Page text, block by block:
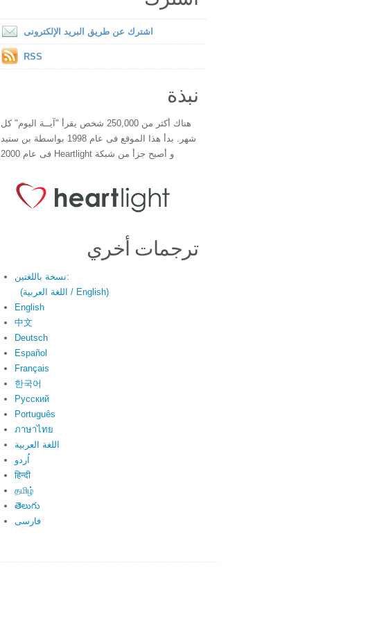
اشترك عن طريق البريد الإلكترونى
RSS
نبذة
هناك أكثر من 250,000 شخص يقرأ "آيــة اليوم" كل
شهر. بدأ هذا الموقع فى عام 1998 بواسطة بن ستيد
و أصبح جزأ من شبكة Heartlight فى عام 2000
ترجمات أخري
نسخة باللغتين:
(اللغة العربية / English)
English
中文
Deutsch
Español
Français
한국어
Русский
Português
ภาษาไทย
اللغة العربية
اُردو
हिन्दी
தமிழ்
తెలుగు
فارسی